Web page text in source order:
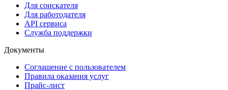
Для соискателя
Для работодателя
API сервиса
Служба поддержки
Документы
Соглашение с пользователем
Правила оказания услуг
Прайс-лист